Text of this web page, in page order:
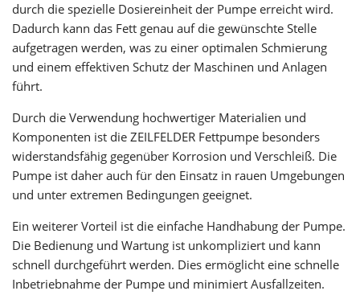
durch die spezielle Dosiereinheit der Pumpe erreicht wird.
Dadurch kann das Fett genau auf die gewünschte Stelle
aufgetragen werden, was zu einer optimalen Schmierung
und einem effektiven Schutz der Maschinen und Anlagen
führt.
Durch die Verwendung hochwertiger Materialien und
Komponenten ist die ZEILFELDER Fettpumpe besonders
widerstandsfähig gegenüber Korrosion und Verschleiß. Die
Pumpe ist daher auch für den Einsatz in rauen Umgebungen
und unter extremen Bedingungen geeignet.
Ein weiterer Vorteil ist die einfache Handhabung der Pumpe.
Die Bedienung und Wartung ist unkompliziert und kann
schnell durchgeführt werden. Dies ermöglicht eine schnelle
Inbetriebnahme der Pumpe und minimiert Ausfallzeiten.